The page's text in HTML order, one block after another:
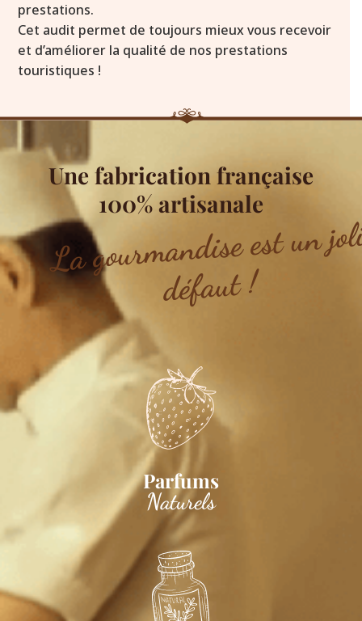
prestations.
Cet audit permet de toujours mieux vous recevoir
et d’améliorer la qualité de nos prestations
touristiques !
Une fabrication française
100% artisanale
La
mandise est un
défaut !
Parfums
Naturels